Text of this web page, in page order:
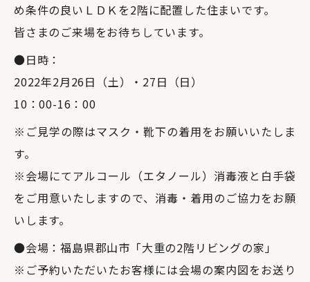
め条件の良いＬＤＫを2階に配置した住まいです。
皆さまのご来場をお待ちしています。
●日時：
2022年2月26日（土）・27日（日）
10：00-16：00
※ご見学の際はマスク・靴下の着用をお願いいたしま
す。
※会場にてアルコール（エタノール）消毒液と白手袋
をご用意いたしますので、消毒・着用のご協力をお願
いします。
●会場：福島県郡山市「大重の2階リビングの家」
※ご予約いただいたお客様には会場の案内図をお送り